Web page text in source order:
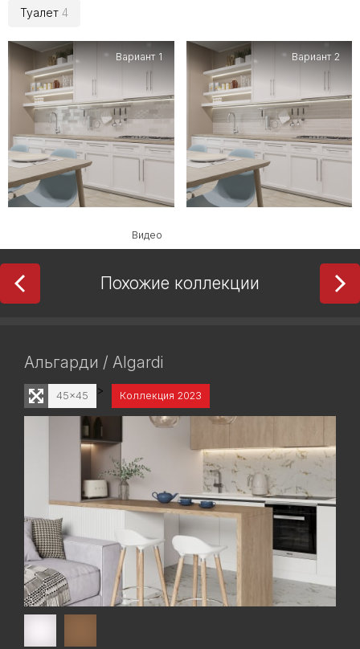
Туалет 4
Вариант 1 Вариант 2
Видео
Похожие коллекции
Плэй Макси / Play Maxi
>
30x30 Коллекция 2026